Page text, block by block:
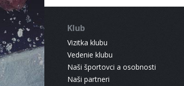
Klub
Vizitka klubu
Vedenie klubu
Naši športovci a osobnosti
Naši partneri